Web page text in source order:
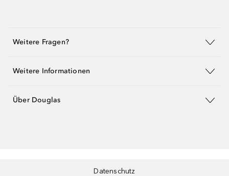
Weitere Fragen?
Weitere Informationen
Über Douglas
Datenschutz